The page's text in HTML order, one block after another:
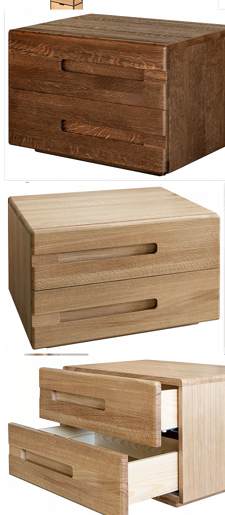
Стеллаж для книг с ящиком VEDA 6N+1T
35 308 ₽
В корзину
Спальня
Деревянные кровати с подъемным механизмом
Кровати односпальные с подъемным механизмом
Кровати двуспальные с подъемным механизмом
Кровати полутороспальные с подъемным
Зеркала
Комоды
Кровати двуспальные
Кровати металлические
Кровати односпальные
Кровати полутороспальные
Спальные гарнитуры
Тахта
Туалетные столики
Тумбы прикроватные
Шкафы для одежды
Антресоли на шкаф
Полки и ящики в шкаф для одежды
Шкаф 1-дверный для одежды и белья
Шкафы 2-х дверные для одежды и белья
Шкафы 3-х дверные для одежды и белья
Шкафы 4-х дверные для одежды и белья
Шкафы 5-ти дверные для одежды и белья
Шкафы 6-ти дверные для одежды и белья
Шкафы купе для одежды и белья
Шкафы угловые для одежды и белья
Ящики и короба
Тумба прикроватная Лебо
17 490 ₽
23 320 ₽
В корзину
-25%
Столовая
Буфеты и бары
Комоды для кухни
Лавки и скамьи